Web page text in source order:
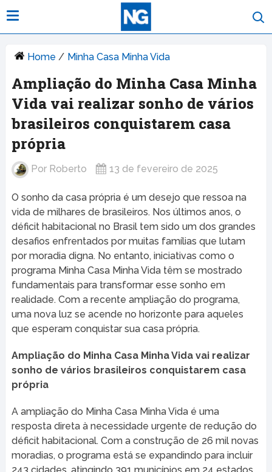
Home / Minha Casa Minha Vida
Ampliação do Minha Casa Minha
Vida vai realizar sonho de vários
brasileiros conquistarem casa
própria
Por Roberto 13 de fevereiro de 2025
O sonho da casa própria é um desejo que ressoa na
vida de milhares de brasileiros. Nos últimos anos, o
déficit habitacional no Brasil tem sido um dos grandes
desafios enfrentados por muitas famílias que lutam
por moradia digna. No entanto, iniciativas como o
programa Minha Casa Minha Vida têm se mostrado
fundamentais para transformar esse sonho em
realidade. Com a recente ampliação do programa,
uma nova luz se acende no horizonte para aqueles
que esperam conquistar sua casa própria.
Ampliação do Minha Casa Minha Vida vai realizar
sonho de vários brasileiros conquistarem casa
própria
A ampliação do Minha Casa Minha Vida é uma
resposta direta à necessidade urgente de redução do
déficit habitacional. Com a construção de 26 mil novas
moradias, o programa está se expandindo para incluir